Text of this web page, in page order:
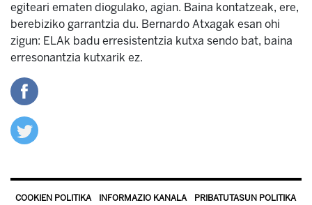
egiteari ematen diogulako, agian. Baina kontatzeak, ere,
berebiziko garrantzia du. Bernardo Atxagak esan ohi
zigun: ELAk badu erresistentzia kutxa sendo bat, baina
erresonantzia kutxarik ez.
COOKIEN POLITIKA INFORMAZIO KANALA
PRIBATUTASUN POLITIKA